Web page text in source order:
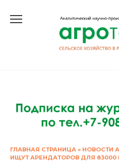
ГЛАВНАЯ СТРАНИЦА » НОВОСТИ
ИЩУТ АРЕНДАТОРОВ ДЛЯ 83000